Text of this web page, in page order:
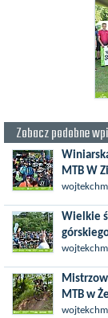
Zobacz podobne
MTB W
Winiarska
za
Wielkie
Cykl
zagości
MTB w